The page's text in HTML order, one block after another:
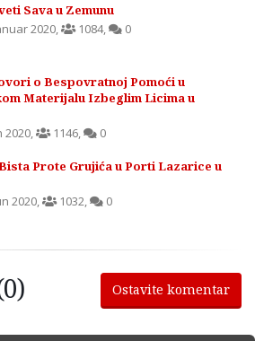
Sava u Zemunu
2020 1084, 0
o Bespovratnoj Pomoći u
Materijalu Izbeglim Licima u
2020 1146 0
Prote Grujića u Porti Lazarice u
2020 1032 0
Ostavite komentar